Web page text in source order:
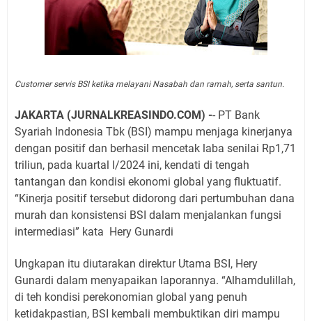
Customer servis BSI ketika melayani Nasabah dan ramah, serta santun.
JAKARTA (JURNALKREASINDO.COM) -- PT Bank
Syariah Indonesia Tbk (BSI) mampu menjaga kinerjanya
dengan positif dan berhasil mencetak laba senilai Rp1,71
triliun, pada kuartal I/2024 ini, kendati di tengah
tantangan dan kondisi ekonomi global yang fluktuatif.
“Kinerja positif tersebut didorong dari pertumbuhan dana
murah dan konsistensi BSI dalam menjalankan fungsi
intermediasi” kata Hery Gunardi
Ungkapan itu diutarakan direktur Utama BSI, Hery
Gunardi dalam menyapaikan laporannya. “Alhamdulillah,
di teh kondisi perekonomian global yang penuh
ketidakpastian, BSI kembali membuktikan diri mampu